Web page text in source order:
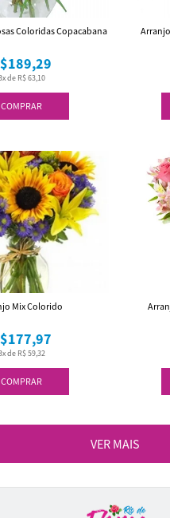
COMPRAR
de R$ 63,10
Coloridas Copacabana
COMPRAR
de R$ 59,32
Mix Colorido
VER MAIS